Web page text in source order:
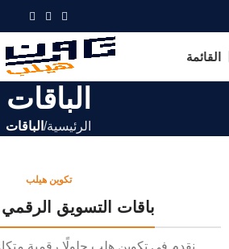
القائمة
الباقات
الرئيسية الباقات
تكوين هيلب
باقات التسويق الرقمي
نقدم في تكوين هلب حلولًا رقمية